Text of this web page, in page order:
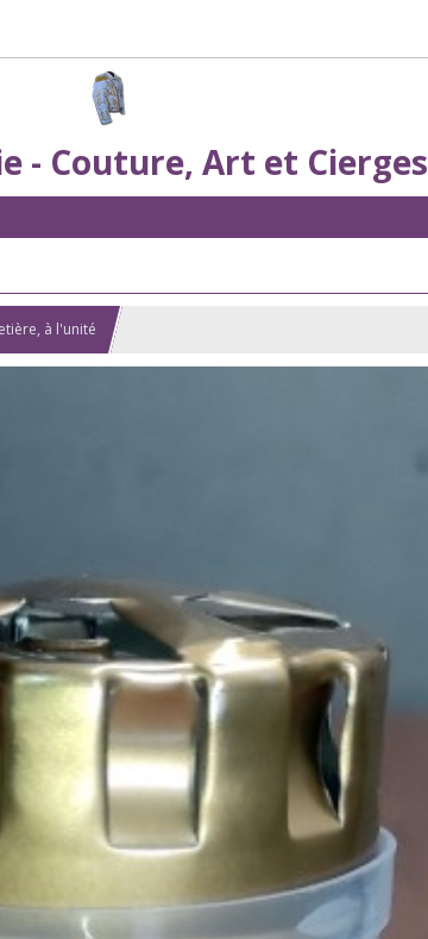
- Couture, Art et Cierges
à l'unité